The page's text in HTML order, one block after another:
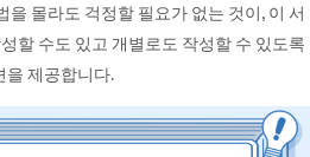
몰라도 걱정할 필요가 없는 것이, 이 서
할 수도 있고 개별로도 작성할 수 있도록
을 제공합니다.